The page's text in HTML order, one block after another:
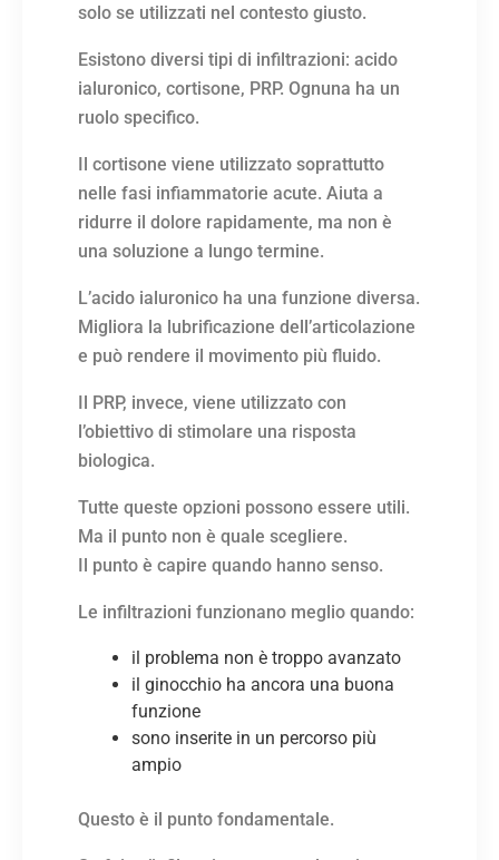
solo se utilizzati nel contesto giusto.
Esistono diversi tipi di infiltrazioni: acido
ialuronico, cortisone, PRP. Ognuna ha un
ruolo specifico.
Il cortisone viene utilizzato soprattutto
nelle fasi infiammatorie acute. Aiuta a
ridurre il dolore rapidamente, ma non è
una soluzione a lungo termine.
L’acido ialuronico ha una funzione diversa.
Migliora la lubrificazione dell’articolazione
e può rendere il movimento più fluido.
Il PRP, invece, viene utilizzato con
l’obiettivo di stimolare una risposta
biologica.
Tutte queste opzioni possono essere utili.
Ma il punto non è quale scegliere.
Il punto è capire quando hanno senso.
Le infiltrazioni funzionano meglio quando:
il problema non è troppo avanzato
il ginocchio ha ancora una buona
funzione
sono inserite in un percorso più
ampio
Questo è il punto fondamentale.